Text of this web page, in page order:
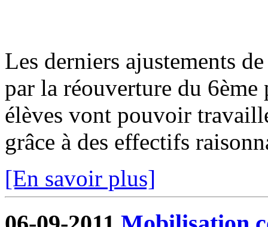
Les derniers ajustements
par la réouverture du 6ème
élèves vont pouvoir
grâce à des effectifs
[En savoir plus]